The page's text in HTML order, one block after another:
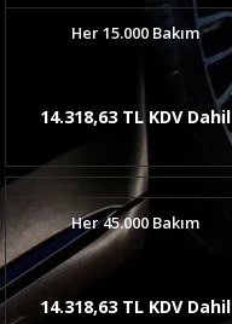
Her 15.000 Bakım
14.318,63 TL KDV Dahil
Her 45.000 Bakım
14.318,63 TL KDV Dahil